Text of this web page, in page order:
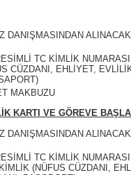
DANIŞMASINDAN
TC KİMLİK
CÜZDANI, EHLİYET,
MAKBUZU
KARTI VE GÖREVE
DANIŞMASINDAN
TC KİMLİK NUMARASI
(NÜFUS CÜZDANI,